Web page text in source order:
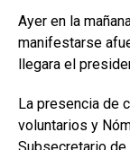
Ayer en la
manifestarse
llegara el
La presencia de
voluntarios y
Subsecretario de